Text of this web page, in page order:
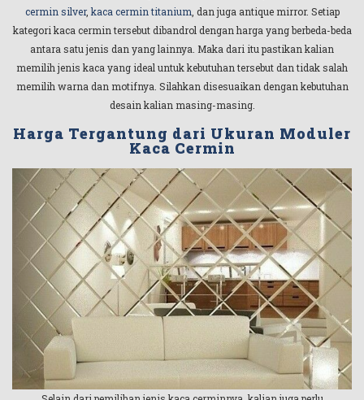
cermin silver, kaca cermin titanium , dan juga antique mirror. Setiap
kategori kaca cermin tersebut dibandrol dengan harga yang berbeda-beda
antara satu jenis dan yang lainnya. Maka dari itu pastikan kalian
memilih jenis kaca yang ideal untuk kebutuhan tersebut dan tidak salah
memilih warna dan motifnya. Silahkan disesuaikan dengan kebutuhan
desain kalian masing-masing.
Harga Tergantung dari Ukuran Moduler
Kaca Cermin